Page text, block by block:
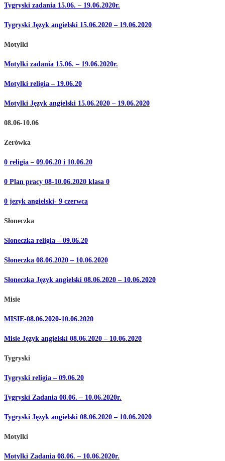
Tygryski zadania 15.06. – 19.06.2020r.
Tygryski Język angielski 15.06.2020 – 19.06.2020
Motylki
Motylki zadania 15.06. – 19.06.2020r.
Motylki religia – 19.06.20
Motylki Język angielski 15.06.2020 – 19.06.2020
08.06-10.06
Zerówka
0 religia – 09.06.20 i 10.06.20
0 Plan pracy 08-10.06.2020 klasa 0
0 jezyk angielski- 9 czerwca
Słoneczka
Słoneczka religia – 09.06.20
Słoneczka 08.06.2020 – 10.06.2020
Słoneczka Język angielski 08.06.2020 – 10.06.2020
Misie
MISIE-08.06.2020-10.06.2020
Misie Język angielski 08.06.2020 – 10.06.2020
Tygryski
Tygryski religia – 09.06.20
Tygryski Zadania 08.06. – 10.06.2020r.
Tygryski Język angielski 08.06.2020 – 10.06.2020
Motylki
Motylki Zadania 08.06. – 10.06.2020r.